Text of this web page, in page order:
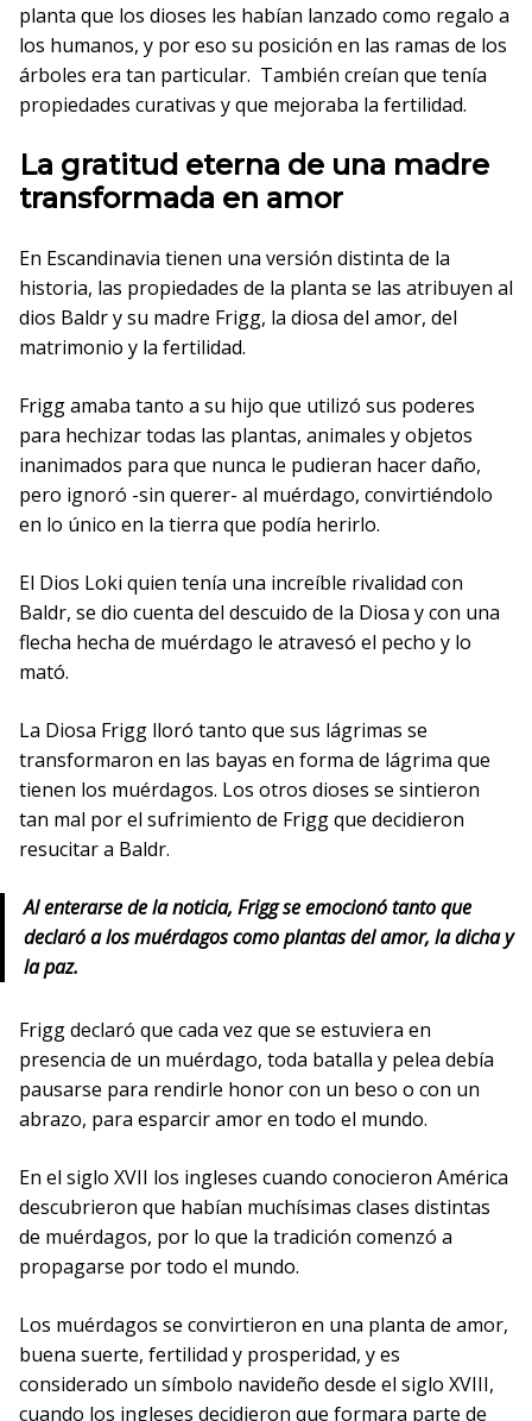
planta que los dioses les habían lanzado como regalo a
los humanos, y por eso su posición en las ramas de los
árboles era tan particular. También creían que tenía
propiedades curativas y que mejoraba la fertilidad.
La gratitud eterna de una madre
transformada en amor
En Escandinavia tienen una versión distinta de la
historia, las propiedades de la planta se las atribuyen al
dios Baldr y su madre Frigg, la diosa del amor, del
matrimonio y la fertilidad.
Frigg amaba tanto a su hijo que utilizó sus poderes
para hechizar todas las plantas, animales y objetos
inanimados para que nunca le pudieran hacer daño,
pero ignoró -sin querer- al muérdago, convirtiéndolo
en lo único en la tierra que podía herirlo.
El Dios Loki quien tenía una increíble rivalidad con
Baldr, se dio cuenta del descuido de la Diosa y con una
flecha hecha de muérdago le atravesó el pecho y lo
mató.
La Diosa Frigg lloró tanto que sus lágrimas se
transformaron en las bayas en forma de lágrima que
tienen los muérdagos. Los otros dioses se sintieron
tan mal por el sufrimiento de Frigg que decidieron
resucitar a Baldr.
Al enterarse de la noticia, Frigg se emocionó tanto que
declaró a los muérdagos como plantas del amor, la dicha y
la paz.
Frigg declaró que cada vez que se estuviera en
presencia de un muérdago, toda batalla y pelea debía
pausarse para rendirle honor con un beso o con un
abrazo, para esparcir amor en todo el mundo.
En el siglo XVII los ingleses cuando conocieron América
descubrieron que habían muchísimas clases distintas
de muérdagos, por lo que la tradición comenzó a
propagarse por todo el mundo.
Los muérdagos se convirtieron en una planta de amor,
buena suerte, fertilidad y prosperidad, y es
considerado un símbolo navideño desde el siglo XVIII,
cuando los ingleses decidieron que formara parte de